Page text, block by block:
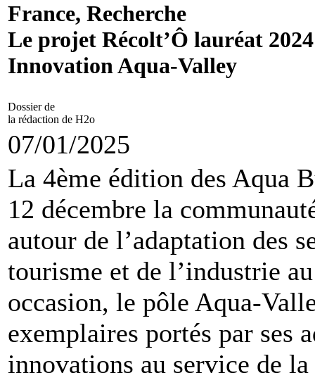
France, Recherche
Le projet Récolt’Ô lauréat 2024
Innovation Aqua-Valley
Dossier de
la rédaction de H2o
07/01/2025
La 4ème édition des Aqua
12 décembre la
autour de l’adaptation des
tourisme et de l’industrie
occasion, le pôle Aqua-
exemplaires portés par ses
innovations au service de